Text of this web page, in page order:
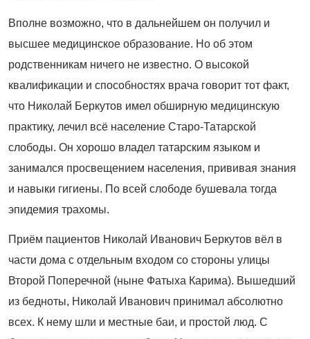
Вполне возможно, что в дальнейшем он получил и
высшее медицинское образование. Но об этом
родственникам ничего не известно. О высокой
квалификации и способностях врача говорит тот факт,
что Николай Беркутов имел обширную медицинскую
практику, лечил всё население Старо-Татарской
слободы. Он хорошо владел татарским языком и
занимался просвещением населения, прививая знания
и навыки гигиены. По всей слободе бушевала тогда
эпидемия трахомы.
Приём пациентов Николай Иванович Беркутов вёл в
части дома с отдельным входом со стороны улицы
Второй Поперечной (ныне Фатыха Карима). Вышедший
из бедноты, Николай Иванович принимал абсолютно
всех. К нему шли и местные баи, и простой люд. С